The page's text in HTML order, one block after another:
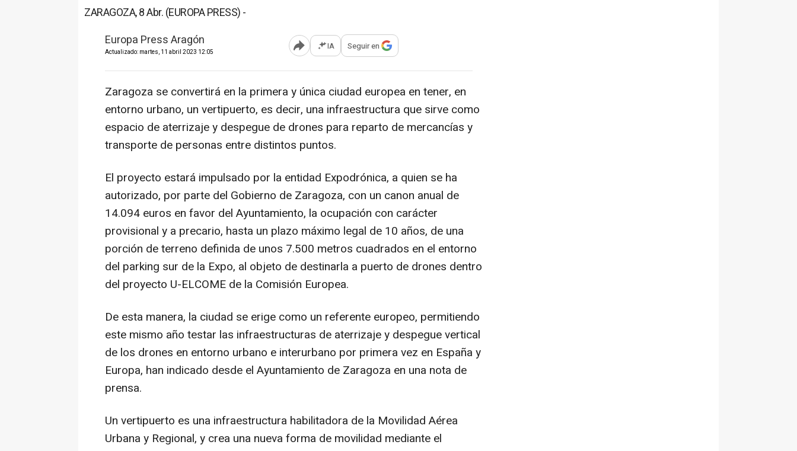
ZARAGOZA, 8 Abr. (EUROPA PRESS) -
Europa Press Aragón
Actualizado: martes, 11 abril 2023 12:05 Abrir opciones para compartir
IA Seguir en
Zaragoza se convertirá en la primera y única ciudad europea en tener, en
entorno urbano, un vertipuerto, es decir, una infraestructura que sirve como
espacio de aterrizaje y despegue de drones para reparto de mercancías y
transporte de personas entre distintos puntos.
El proyecto estará impulsado por la entidad Expodrónica, a quien se ha
autorizado, por parte del Gobierno de Zaragoza, con un canon anual de
14.094 euros en favor del Ayuntamiento, la ocupación con carácter
provisional y a precario, hasta un plazo máximo legal de 10 años, de una
porción de terreno definida de unos 7.500 metros cuadrados en el entorno
del parking sur de la Expo, al objeto de destinarla a puerto de drones dentro
del proyecto U-ELCOME de la Comisión Europea.
De esta manera, la ciudad se erige como un referente europeo, permitiendo
este mismo año testar las infraestructuras de aterrizaje y despegue vertical
de los drones en entorno urbano e interurbano por primera vez en España y
Europa, han indicado desde el Ayuntamiento de Zaragoza en una nota de
prensa.
Un vertipuerto es una infraestructura habilitadora de la Movilidad Aérea
Urbana y Regional, y crea una nueva forma de movilidad mediante el